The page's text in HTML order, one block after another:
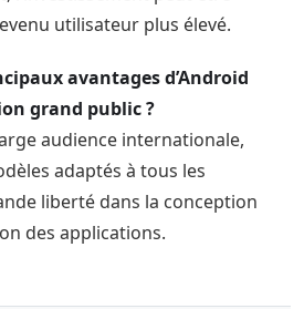
utilisateur plus élevé.
avantages d’Android
grand public ?
audience internationale,
adaptés à tous les
liberté dans la conception
des applications.